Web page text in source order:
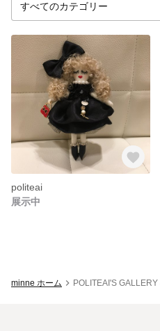
politeai
展示中
minne ホーム POLITEAI'S